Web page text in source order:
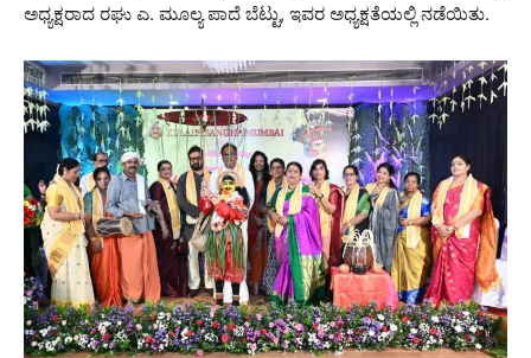
ಅಧ್ಯಕ್ಷರಾದ ರಘು ಎ. ಮೂಲ್ಯ ಪಾದೆ ಬೆಟ್ಟು, ಇವರ ಅಧ್ಯಕ್ಷತೆಯಲ್ಲಿ ನಡೆಯಿತು.